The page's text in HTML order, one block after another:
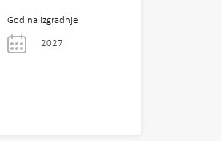
Godina izgradnje
2027